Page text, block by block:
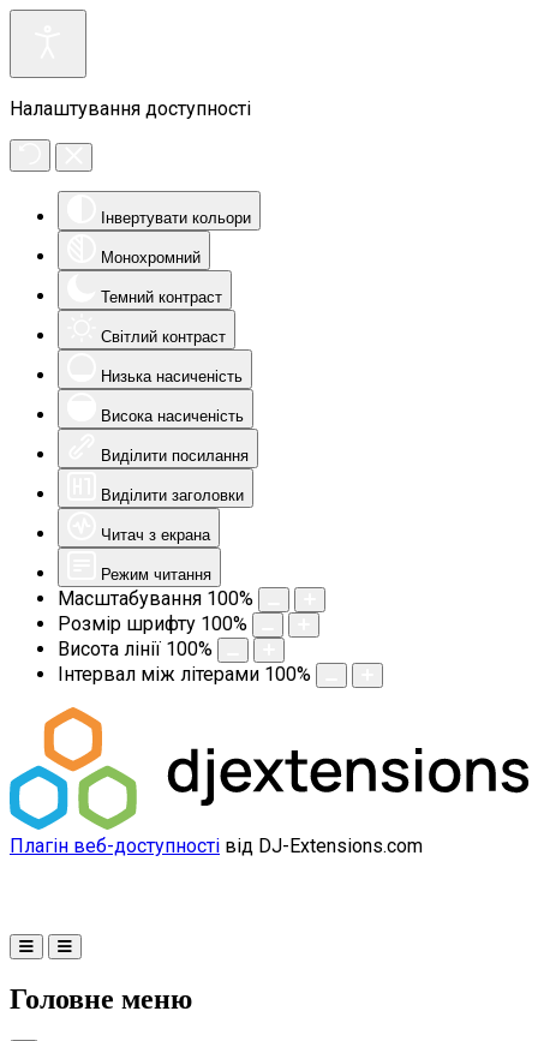
Налаштування доступності
Інвертувати кольори
Монохромний
Темний контраст
Світлий контраст
Низька насиченість
Висока насиченість
Виділити посилання
Виділити заголовки
Читач з екрана
Режим читання
Масштабування 100%
Розмір шрифту 100%
Висота лінії 100%
Інтервал між літерами 100%
Плагін веб-доступності від DJ-Extensions.com
Головне меню